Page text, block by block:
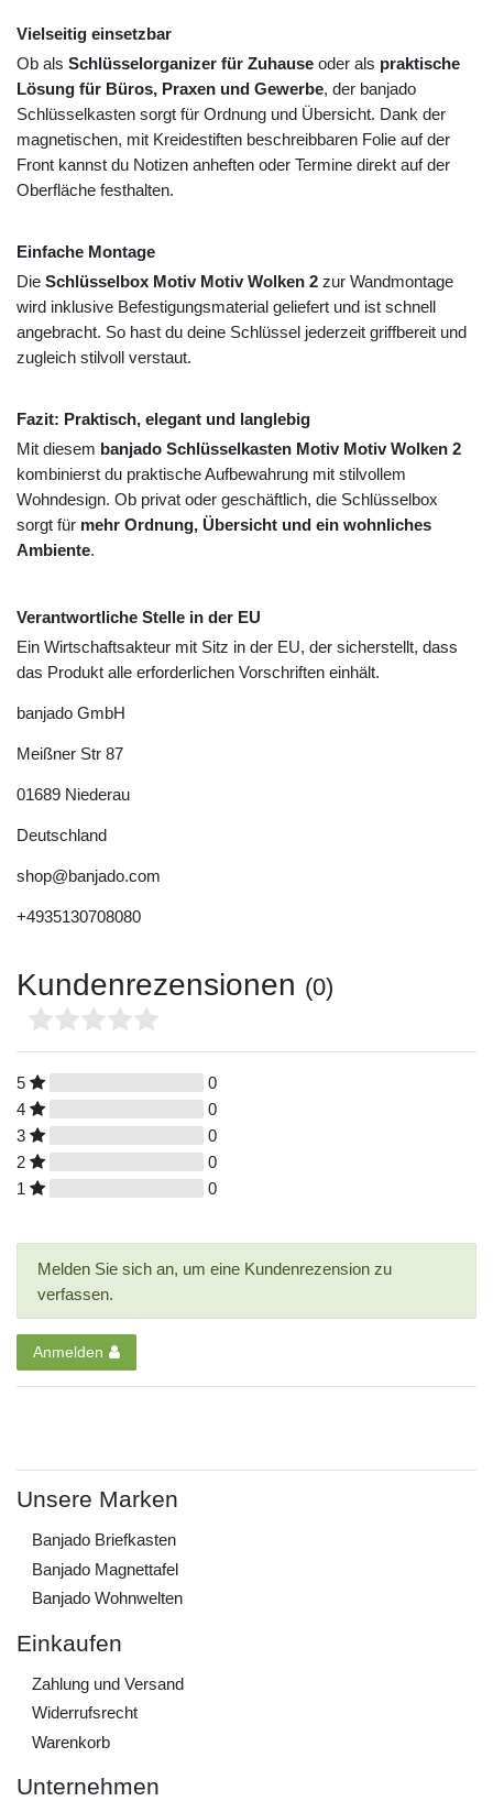
Vielseitig einsetzbar
Ob als Schlüsselorganizer für Zuhause oder als praktische
Lösung für Büros, Praxen und Gewerbe, der banjado
Schlüsselkasten sorgt für Ordnung und Übersicht. Dank der
magnetischen, mit Kreidestiften beschreibbaren Folie auf der
Front kannst du Notizen anheften oder Termine direkt auf der
Oberfläche festhalten.
Einfache Montage
Die Schlüsselbox Motiv Motiv Wolken 2 zur Wandmontage
wird inklusive Befestigungsmaterial geliefert und ist schnell
angebracht. So hast du deine Schlüssel jederzeit griffbereit und
zugleich stilvoll verstaut.
Fazit: Praktisch, elegant und langlebig
Mit diesem banjado Schlüsselkasten Motiv Motiv Wolken 2
kombinierst du praktische Aufbewahrung mit stilvollem
Wohndesign. Ob privat oder geschäftlich, die Schlüsselbox
sorgt für mehr Ordnung, Übersicht und ein wohnliches
Ambiente.
Verantwortliche Stelle in der EU
Ein Wirtschaftsakteur mit Sitz in der EU, der sicherstellt, dass
das Produkt alle erforderlichen Vorschriften einhält.
banjado GmbH
Meißner Str 87
01689 Niederau
Deutschland
shop@banjado.com
+4935130708080
Kundenrezensionen (0)
5
0
4
0
3
0
2
0
1
0
Melden Sie sich an, um eine Kundenrezension zu
verfassen.
Anmelden
Unsere Marken
Banjado Briefkasten
Banjado Magnettafel
Banjado Wohnwelten
Einkaufen
Zahlung und Versand
Widerrufs­recht
Warenkorb
Unternehmen